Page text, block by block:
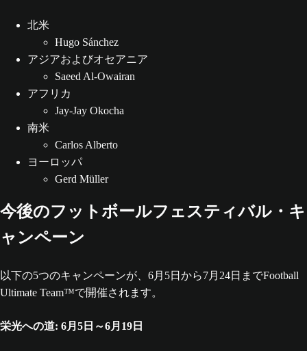
北米
Hugo Sánchez
アジアおよびオセアニア
Saeed Al-Owairan
アフリカ
Jay-Jay Okocha
南米
Carlos Alberto
ヨーロッパ
Gerd Müller
今後のフットボールフェスティバル・キ
ャンペーン
以下の5つのキャンペーンが、6月5日から7月24日までFootball
Ultimate Team™で開催されます。
栄光への道: 6月5日～6月19日